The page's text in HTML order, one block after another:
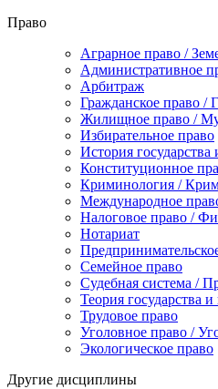
Право
Аграрное право /
Административное
Арбитраж
Гражданское право /
Жилищное право /
Избирательное право
История
Конституционное
Криминология /
Международное
Налоговое право /
Нотариат
Семейное право
Судебная система /
Теория государства и
Трудовое право
Уголовное право /
Экологическое право
Другие дисциплины